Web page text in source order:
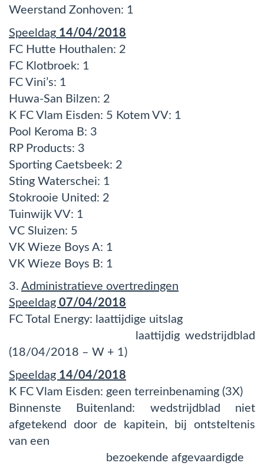
Weerstand Zonhoven: 1
Speeldag 14/04/2018
FC Hutte Houthalen: 2
FC Klotbroek: 1
FC Vini’s: 1
Huwa-San Bilzen: 2
K FC Vlam Eisden: 5 Kotem VV: 1
Pool Keroma B: 3
RP Products: 3
Sporting Caetsbeek: 2
Sting Waterschei: 1
Stokrooie United: 2
Tuinwijk VV: 1
VC Sluizen: 5
VK Wieze Boys A: 1
VK Wieze Boys B: 1
3. Administratieve overtredingen
Speeldag 07/04/2018
FC Total Energy: laattijdige uitslag
laattijdig wedstrijdblad
(18/04/2018 – W + 1)
Speeldag 14/04/2018
K FC Vlam Eisden: geen terreinbenaming (3X)
Binnenste Buitenland: wedstrijdblad niet
afgetekend door de kapitein, bij ontsteltenis
van een
bezoekende afgevaardigde